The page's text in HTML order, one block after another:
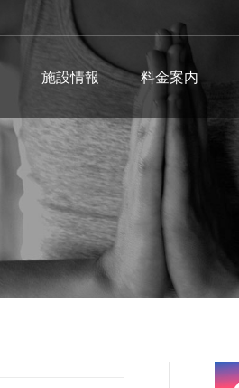
施設情報 料金案内
You are here: